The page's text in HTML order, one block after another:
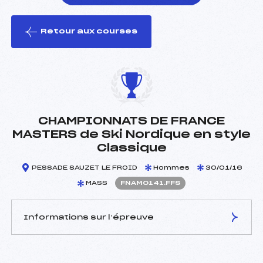
le ski
Retour aux courses
CHAMPIONNATS DE FRANCE
MASTERS de Ski Nordique en style
Classique
PESSADE SAUZET LE FROID Hommes 30/01/16
MASS FNAM0141.FFS
Informations sur l’épreuve